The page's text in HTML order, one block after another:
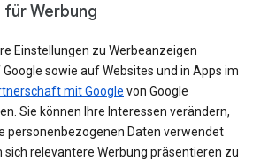
für Werbung
Einstellungen zu Werbeanzeigen
sowie auf Websites und in Apps im
mit Google von Google
Sie können Ihre Interessen verändern,
personenbezogenen Daten verwendet
sich relevantere Werbung präsentieren zu